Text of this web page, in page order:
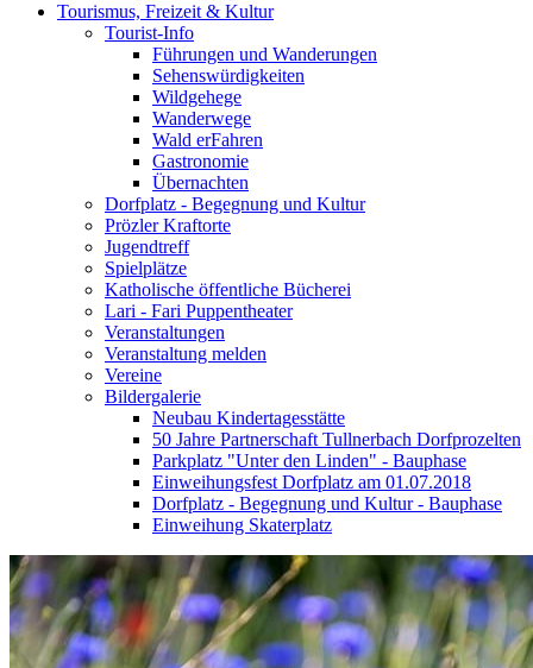
Tourismus, Freizeit & Kultur
Tourist-Info
Führungen und Wanderungen
Sehenswürdigkeiten
Wildgehege
Wanderwege
Wald erFahren
Gastronomie
Übernachten
Dorfplatz - Begegnung und Kultur
Prözler Kraftorte
Jugendtreff
Spielplätze
Katholische öffentliche Bücherei
Lari - Fari Puppentheater
Veranstaltungen
Veranstaltung melden
Vereine
Bildergalerie
Neubau Kindertagesstätte
50 Jahre Partnerschaft Tullnerbach Dorfprozelten
Parkplatz "Unter den Linden" - Bauphase
Einweihungsfest Dorfplatz am 01.07.2018
Dorfplatz - Begegnung und Kultur - Bauphase
Einweihung Skaterplatz